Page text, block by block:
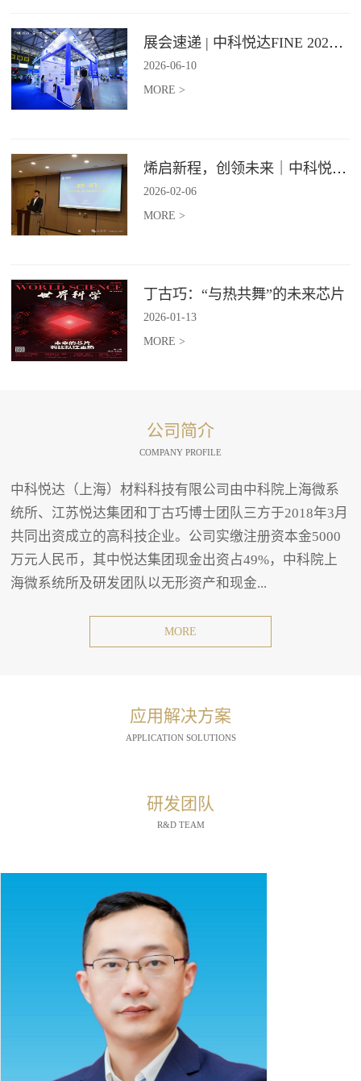
展会速递 | 中科悦达FINE 2026 Day1精彩呈现
2026-06-10
MORE >
烯启新程，创领未来｜中科悦达2025年度总结表彰大会圆满召开！
2026-02-06
MORE >
丁古巧：“与热共舞”的未来芯片
2026-01-13
MORE >
公司简介
COMPANY PROFILE
中科悦达（上海）材料科技有限公司由中科院上海微系
统所、江苏悦达集团和丁古巧博士团队三方于2018年3月
共同出资成立的高科技企业。公司实缴注册资本金5000
万元人民币，其中悦达集团现金出资占49%，中科院上
海微系统所及研发团队以无形资产和现金...
MORE
应用解决方案
APPLICATION SOLUTIONS
研发团队
R&D TEAM